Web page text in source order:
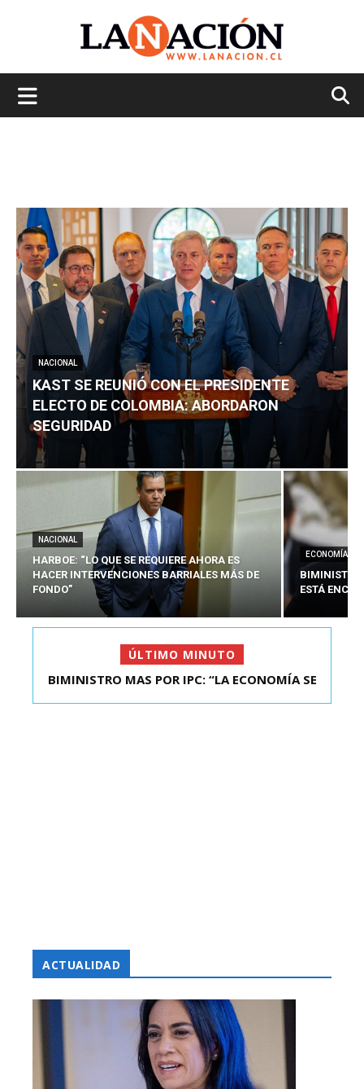
NACIONAL
KAST SE REUNIÓ CON EL PRESIDENTE
ELECTO DE COLOMBIA: ABORDARON
SEGURIDAD
NACIONAL
HARBOE: “LO QUE SE REQUIERE AHORA ES
HACER INTERVENCIONES BARRIALES MÁS DE
FONDO”
ECONOMÍA
BIMINISTRO
ESTÁ
ÚLTIMO MINUTO
KAST SE REUNIÓ CON EL PRESIDENTE ELECTO DE
BIMINISTRO MAS POR IPC: “LA ECONOMÍA SE
ACTUALIDAD